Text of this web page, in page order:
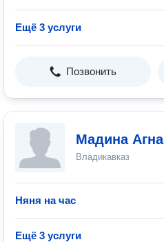
Ещё 3 услуги
Позвонить
Мадина
Владикавказ
Няня на час
Ещё 3 услуги